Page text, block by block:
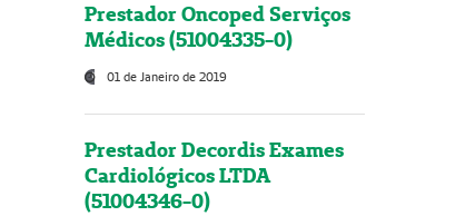
Prestador Oncoped Serviços
Médicos (51004335-0)
01 de Janeiro de 2019
Prestador Decordis Exames
Cardiológicos LTDA
(51004346-0)